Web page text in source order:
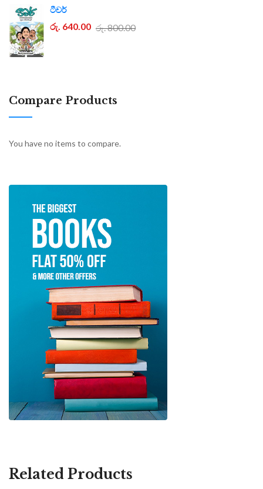
ටීචර්
රු. 640.00 රු. 800.00
Compare Products
You have no items to compare.
Related Products